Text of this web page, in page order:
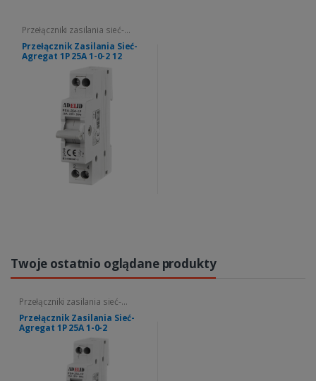
Przełączniki zasilania sieć-
agregat
Przełącznik Zasilania Sieć-
Agregat 1P 25A 1-0-2 12
Twoje ostatnio oglądane produkty
Przełączniki zasilania sieć-
agregat
Przełącznik Zasilania Sieć-
Agregat 1P 25A 1-0-2